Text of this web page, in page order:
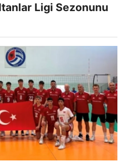
Ligi Sezonunu